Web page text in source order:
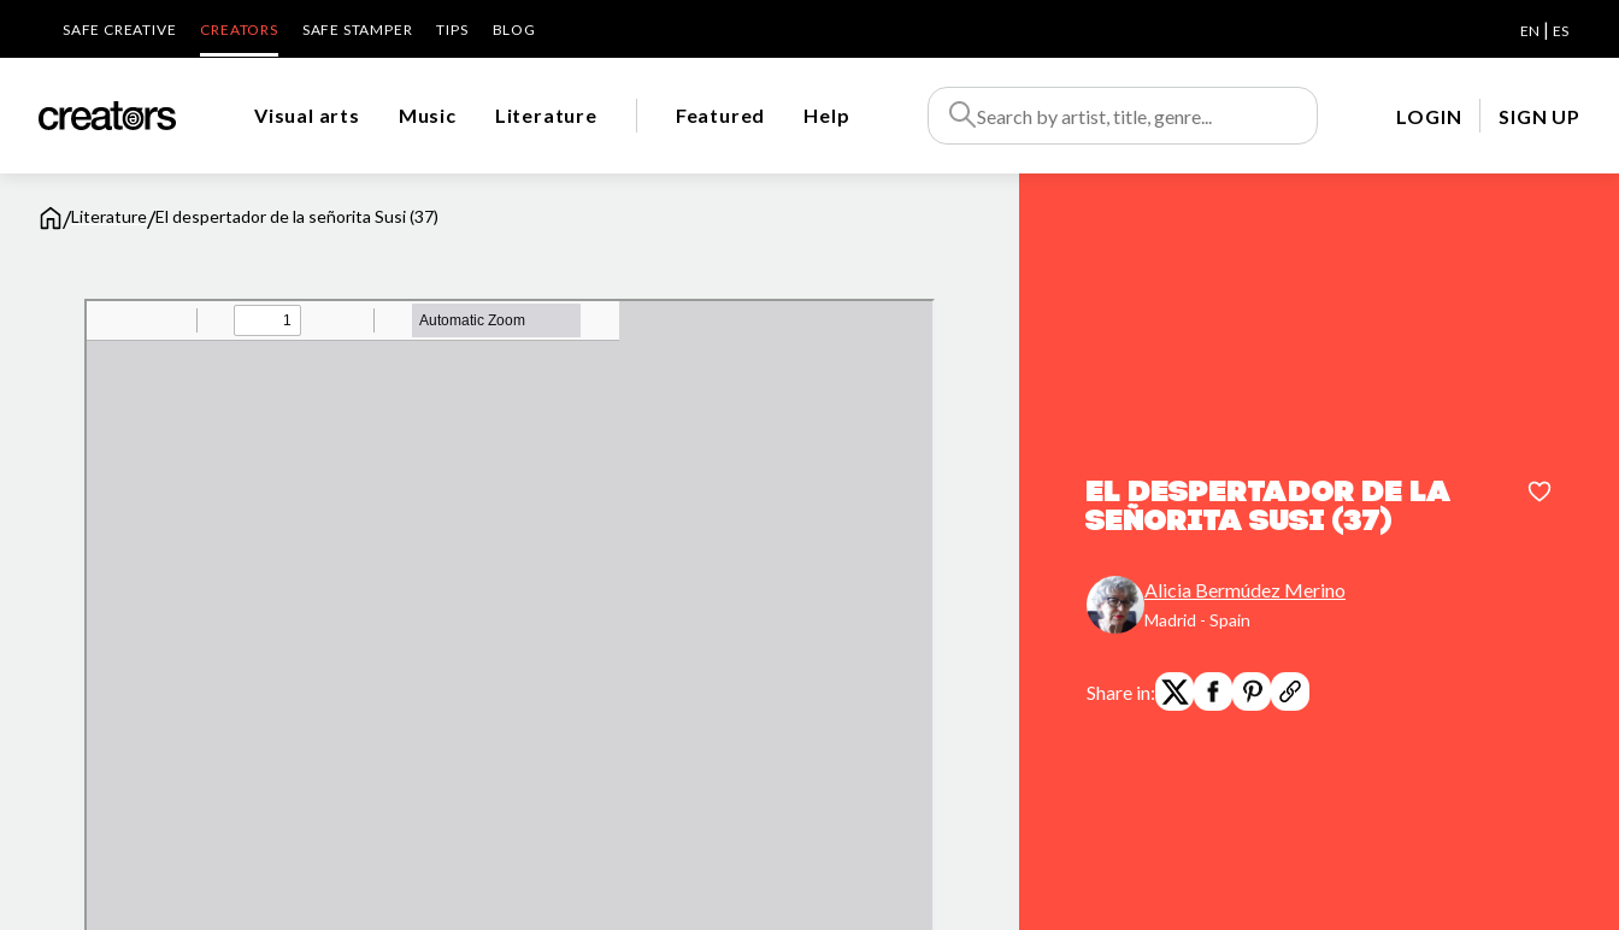
SAFE CREATIVE CREATORS SAFE STAMPER TIPS BLOG EN | ES
Visual arts Music Literature Featured Help LOGIN SIGN UP
/Literature/El despertador de la señorita Susi (37)
El despertador de la
señorita Susi (37)
Alicia Bermúdez Merino
Madrid - Spain
Share in: